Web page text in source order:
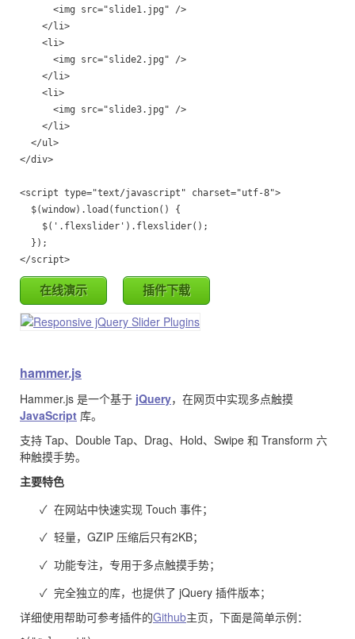
      <img src="slide1.jpg" />
    </li>
    <li>
      <img src="slide2.jpg" />
    </li>
    <li>
      <img src="slide3.jpg" />
    </li>
  </ul>
</div>
<script type="text/javascript" charset="utf-8">
  $(window).load(function() {
    $('.flexslider').flexslider();
  });
在线演示 插件下载
hammer.js
Hammer.js 是一个基于 jQuery，在网页中实现多点触摸
JavaScript 库。
支持 Tap、Double Tap、Drag、Hold、Swipe 和 Transform 六
种触摸手势。
主要特色
✓ 在网站中快速实现 Touch 事件；
✓ 轻量，GZIP 压缩后只有2KB；
✓ 功能专注，专用于多点触摸手势；
✓ 完全独立的库，也提供了 jQuery 插件版本；
详细使用帮助可参考插件的Github主页，下面是简单示例：